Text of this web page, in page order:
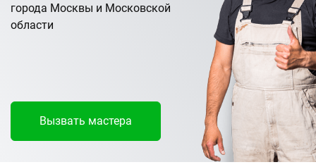
города Москвы и Московской
области
Вызвать мастера